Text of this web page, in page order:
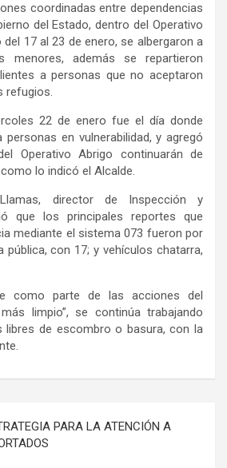
coordinadas entre dependencias
del Estado, dentro del Operativo
17 al 23 de enero, se albergaron a
menores, además se repartieron
a personas que no aceptaron
refugios.
22 de enero fue el día donde
en vulnerabilidad, y agregó
Operativo Abrigo continuarán de
lo indicó el Alcalde.
director de Inspección y
que los principales reportes que
mediante el sistema 073 fueron por
pública, con 17; y vehículos chatarra,
como parte de las acciones del
limpio”, se continúa trabajando
libres de escombro o basura, con la
PARA LA ATENCIÓN A